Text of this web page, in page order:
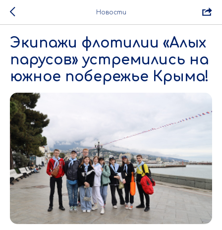
Новости
Экипажи флотилии «Алых
парусов» устремились на
южное побережье Крыма!